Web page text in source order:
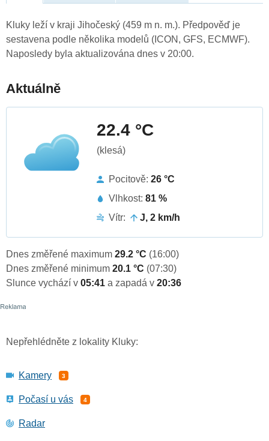
Kluky leží v kraji Jihočeský (459 m n. m.). Předpověď je
sestavena podle několika modelů (ICON, GFS, ECMWF).
Naposledy byla aktualizována dnes v 20:00.
Aktuálně
22.4 °C
(klesá)
Pocitově: 26 °C
Vlhkost: 81 %
Vítr:
J, 2 km/h
Dnes změřené maximum 29.2 °C (16:00)
Dnes změřené minimum 20.1 °C (07:30)
Slunce vychází v 05:41 a zapadá v 20:36
Nepřehlédněte z lokality Kluky:
Kamery 3
Počasí u vás 4
Radar